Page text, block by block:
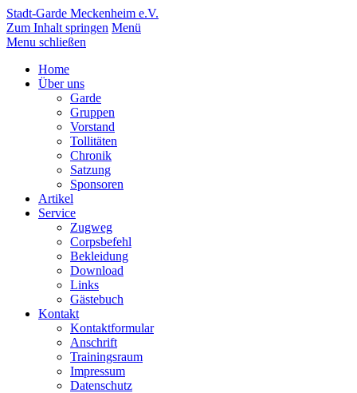
Stadt-Garde Meckenheim e.V.
Zum Inhalt springen Menü
Menu schließen
Home
Über uns
Garde
Gruppen
Vorstand
Tollitäten
Chronik
Satzung
Sponsoren
Artikel
Service
Zugweg
Corpsbefehl
Bekleidung
Download
Links
Gästebuch
Kontakt
Kontaktformular
Anschrift
Trainingsraum
Impressum
Datenschutz